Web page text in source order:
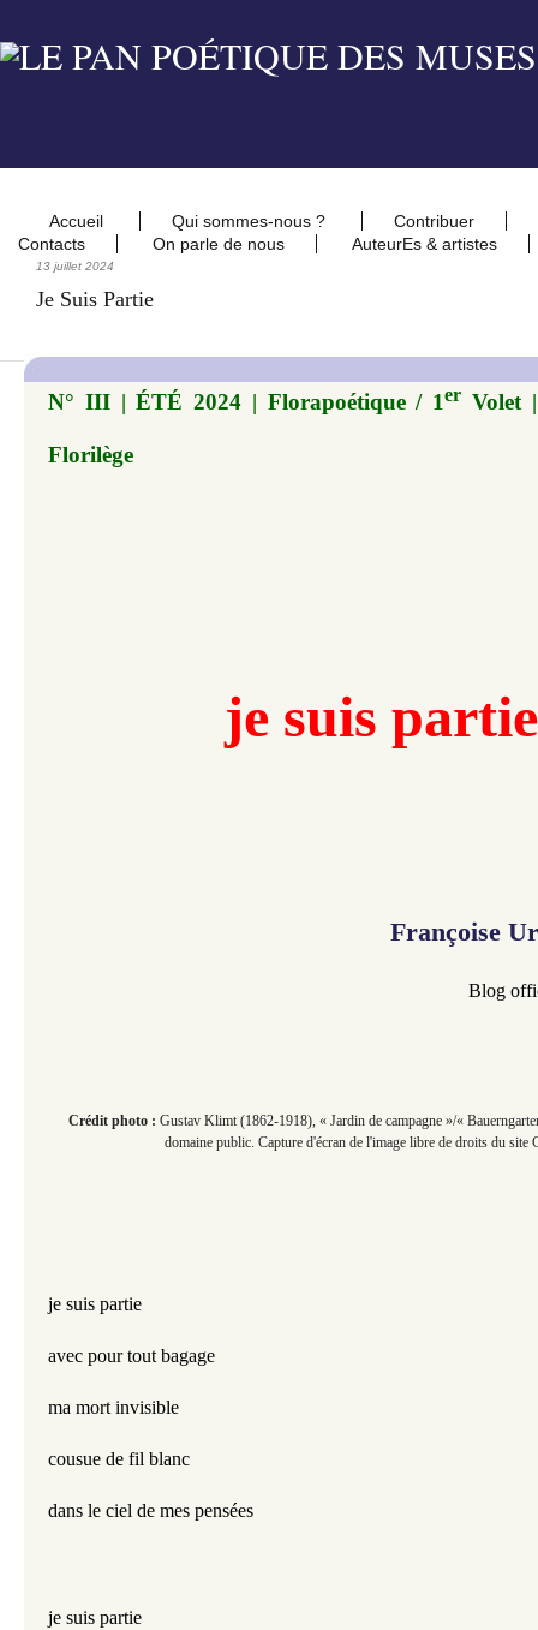
Accueil Qui sommes-nous ?
Contribuer
Contacts
On parle de nous AuteurEs & artistes
13 juillet 2024
Je Suis Partie
N° III | ÉTÉ 2024 | Florapoétique / 1er Volet
Florilège
je suis partie
Françoise
Blog
Crédit photo : Gustav Klimt (1862-1918), « Jardin de campagne »/«
domaine public. Capture d'écran de l'image libre de droits du site
je suis partie
avec pour tout bagage
ma mort invisible
cousue de fil blanc
dans le ciel de mes pensées
je suis partie